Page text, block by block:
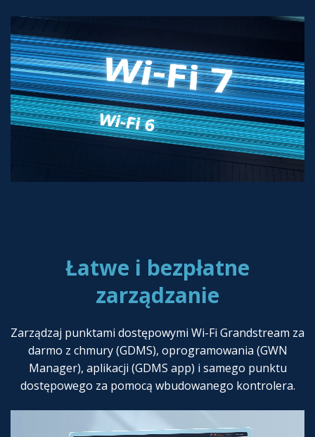
Łatwe i bezpłatne
zarządzanie
Zarządzaj punktami dostępowymi Wi-Fi Grandstream za
darmo z chmury (GDMS), oprogramowania (GWN
Manager), aplikacji (GDMS app) i samego punktu
dostępowego za pomocą wbudowanego kontrolera.